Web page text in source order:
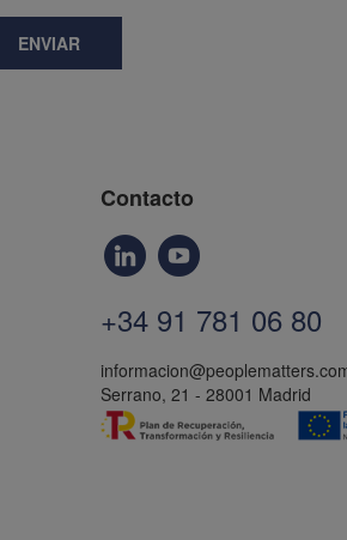
ENVIAR
Contacto
+34 91 781 06 80
Serrano, 21 - 28001 Madrid